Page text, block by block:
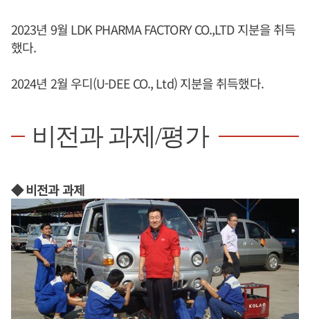
2023년 9월 LDK PHARMA FACTORY CO.,LTD 지분을 취득
했다.
2024년 2월 우디(U-DEE CO., Ltd) 지분을 취득했다.
비전과 과제/평가
◆ 비전과 과제